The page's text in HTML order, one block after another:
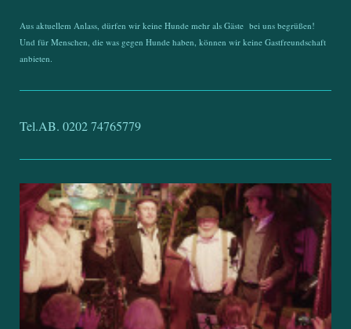
Aus aktuellem Anlass, dürfen wir keine Hunde mehr als Gäste bei uns begrüßen!
Und für Menschen, die was gegen Hunde haben, können wir keine Gastfreundschaft
anbieten.
Tel.AB. 0202 74765779